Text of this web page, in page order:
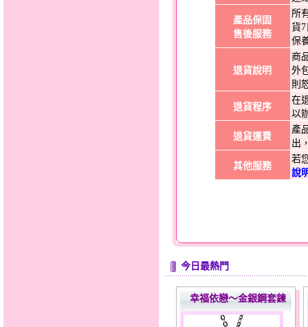
產品保固
售後服務
所
貨
保
退貨說明
商
外
則
退貨程序
在
以
退貨運費
產
出
其他服務
若
說
今日最熱門
幸福依戀～金銀鋼套鍊